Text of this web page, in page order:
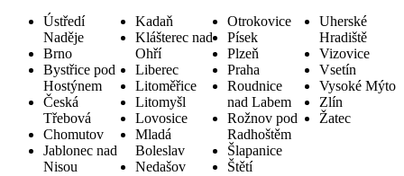
Ústředí
Naděje
Brno
Bystřice pod
Hostýnem
Česká
Třebová
Chomutov
Jablonec nad
Nisou
Kadaň
Klášterec nad
Ohří
Liberec
Litoměřice
Litomyšl
Lovosice
Mladá
Boleslav
Nedašov
Otrokovice
Písek
Plzeň
Praha
Roudnice
nad Labem
Rožnov pod
Radhoštěm
Šlapanice
Štětí
Uherské
Hradiště
Vizovice
Vsetín
Vysoké Mýto
Zlín
Žatec